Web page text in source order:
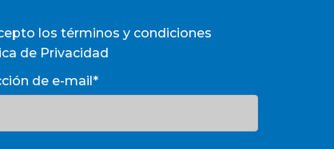
los términos y condiciones
de Privacidad
de e-mail*